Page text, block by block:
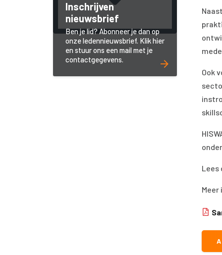
Ook
Lees
Inschrijven
nieuwsbrief
Ben je lid? Abonneer je dan op
onze ledennieuwsbrief. Klik hier
en stuur ons een mail met je
contactgegevens.